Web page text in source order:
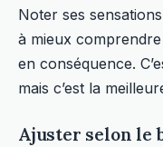
Noter ses
à mieux
en conséquence.
mais c’est la
Ajuster selon le